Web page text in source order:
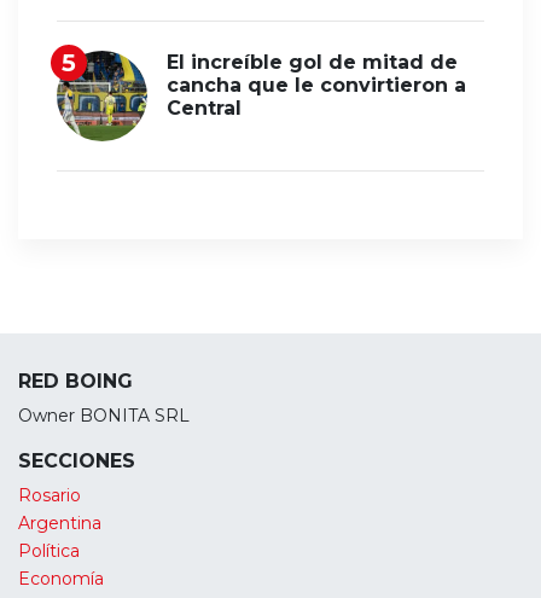
El increíble gol de mitad de
cancha que le convirtieron a
Central
RED BOING
Owner BONITA SRL
SECCIONES
Rosario
Argentina
Política
Economía